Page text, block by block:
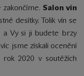
Salon vín
desítky. Tolik vín se
a Vy si ji budete brzy
jsme získali ocenění
rok 2020 v soutěžích